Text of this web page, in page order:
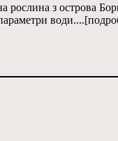
рослина з острова